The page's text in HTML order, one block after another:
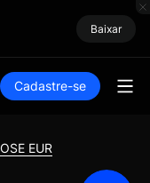
Baixar
Cadastre-se
EUR